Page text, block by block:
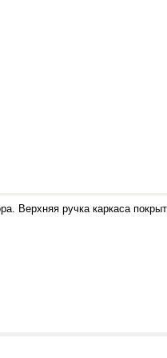
Верхняя ручка каркаса